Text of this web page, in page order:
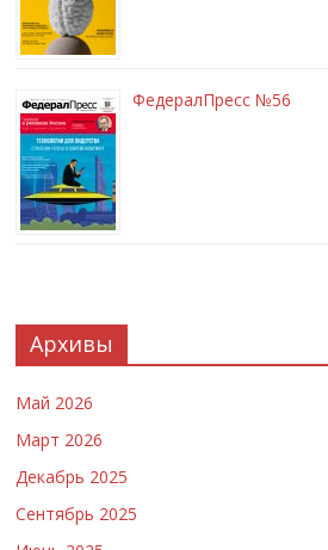
ФедералПресс №56
Архивы
Май 2026
Март 2026
Декабрь 2025
Сентябрь 2025